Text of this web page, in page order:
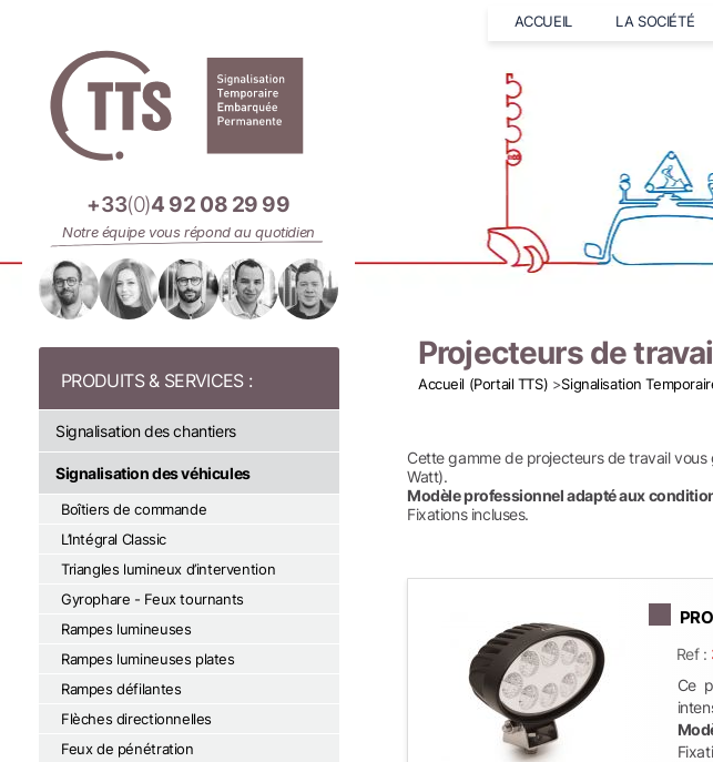
+33(0)4 92 08 29 99
Notre équipe vous répond au quotidien
ACCUEIL LA SOCIÉTÉ
Signalisation des chantiers
Signalisation des véhicules
Boîtiers de commande
L’Intégral Classic
Triangles lumineux d’intervention
Gyrophare - Feux tournants
Rampes lumineuses
Rampes lumineuses plates
Rampes défilantes
Flèches directionnelles
Feux de pénétration
Projecteurs de
Accueil (Portail TTS) >Signalisation
Cette gamme de projecteurs de travail
Watt).
Modèle professionnel adapté aux
Fixations incluses.
Ref :
Ce